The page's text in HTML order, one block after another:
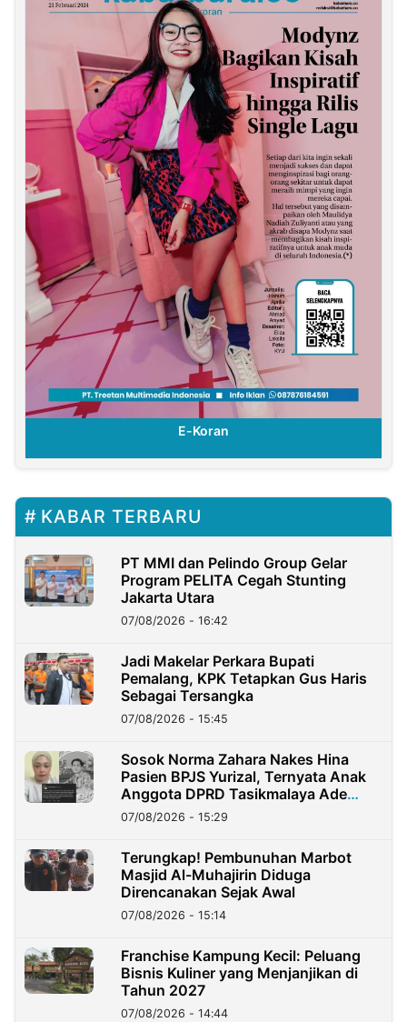
E-Koran
KABAR TERBARU
PT MMI dan Pelindo Group Gelar
Program PELITA Cegah Stunting
Jakarta Utara
07/08/2026 - 16:42
Jadi Makelar Perkara Bupati
Pemalang, KPK Tetapkan Gus Haris
Sebagai Tersangka
07/08/2026 - 15:45
Sosok Norma Zahara Nakes Hina
Pasien BPJS Yurizal, Ternyata Anak
Anggota DPRD Tasikmalaya Ade
Lukman
07/08/2026 - 15:29
Terungkap! Pembunuhan Marbot
Masjid Al-Muhajirin Diduga
Direncanakan Sejak Awal
07/08/2026 - 15:14
Franchise Kampung Kecil: Peluang
Bisnis Kuliner yang Menjanjikan di
Tahun 2027
07/08/2026 - 14:44